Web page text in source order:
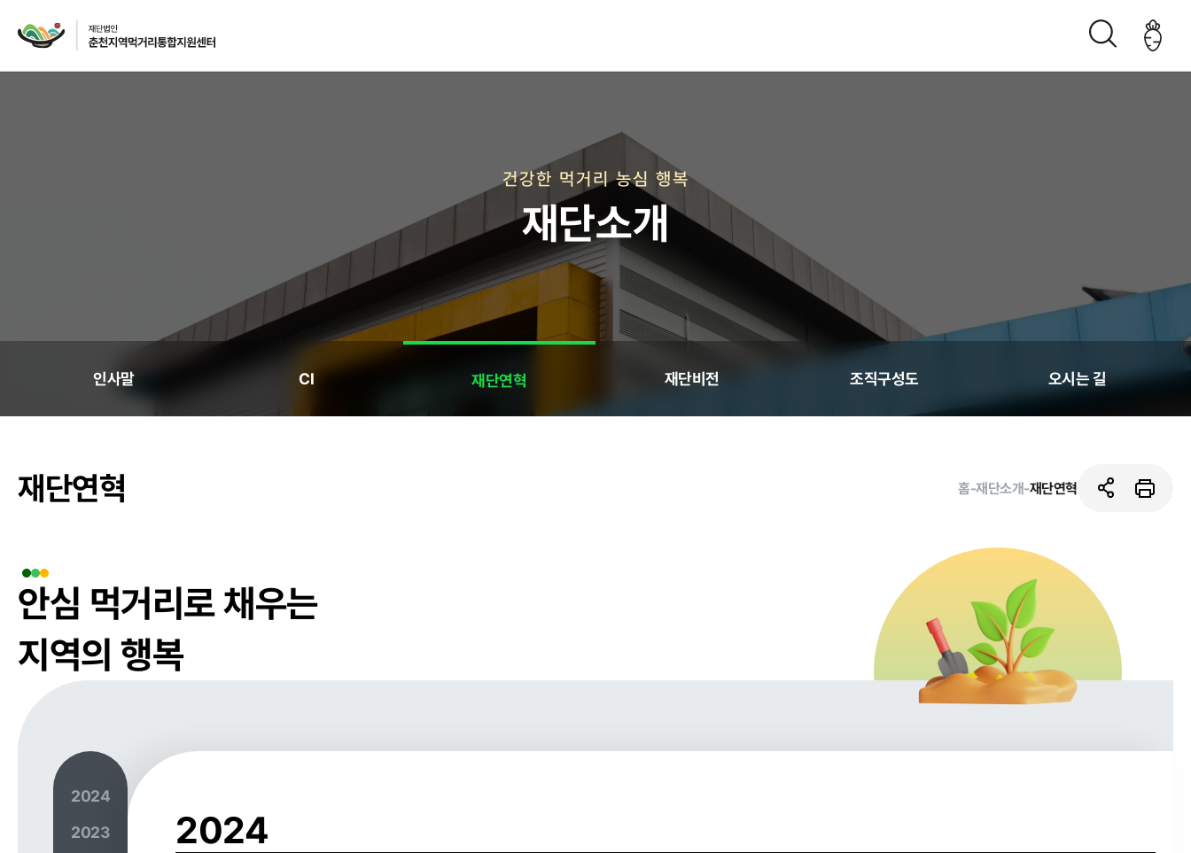
재단비전
먹거리 거버넌스 급식사업
춘천관내 학교현황
직매장 사업 생산관리
춘천관내 농가현황
공지사항 안전성관리 활동사진
정보공개
건강한 먹거리 농심 행복
재단소개
인사말 CI 재단연혁 재단비전 조직구성도 오시는 길
재단연혁 홈-재단소개-재단연혁
안심 먹거리로 채우는
지역의 행복
2024
2023
2024